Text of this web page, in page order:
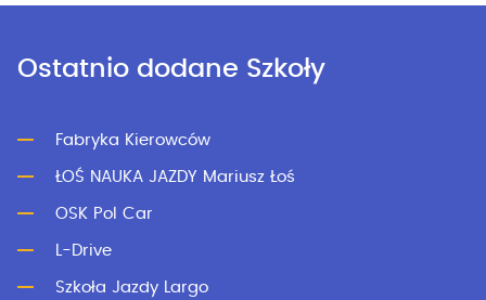
Ostatnio dodane Szkoły
Fabryka Kierowców
ŁOŚ NAUKA JAZDY Mariusz Łoś
OSK Pol Car
L-Drive
Szkoła Jazdy Largo